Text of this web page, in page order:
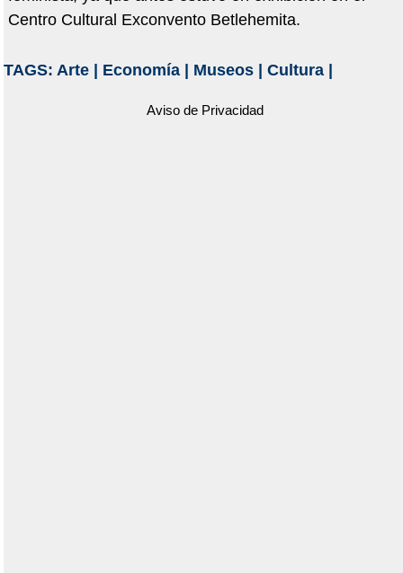
Centro Cultural Exconvento Betlehemita.
TAGS: Arte| Economía| Museos| Cultura|
Aviso de Privacidad